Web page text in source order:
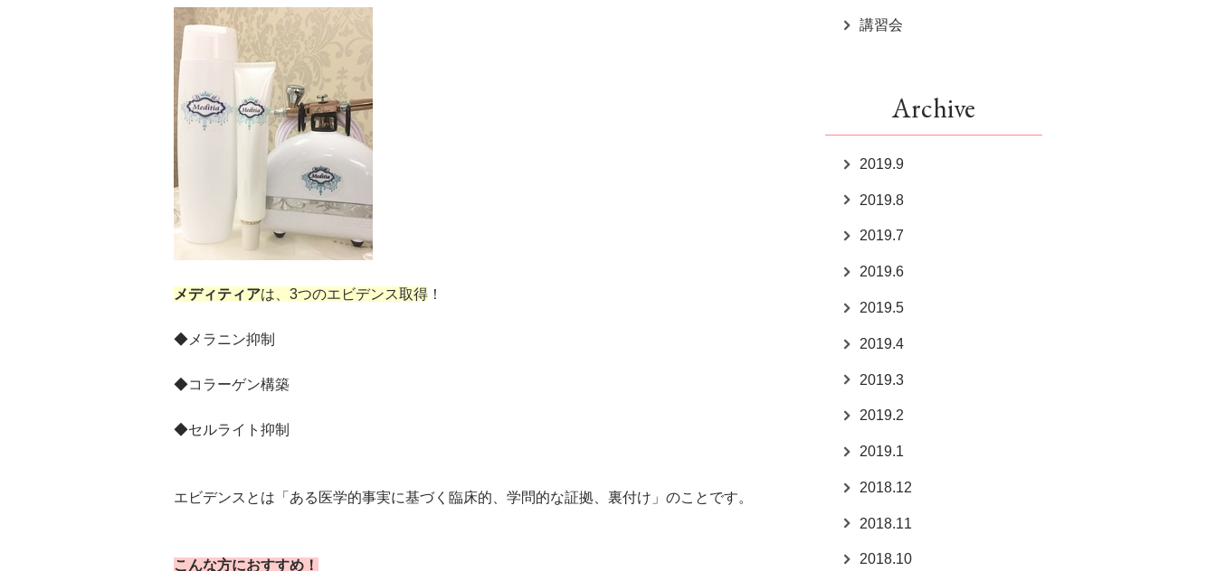
メディティアは、3つのエビデンス取得 ！
◆メラニン抑制
◆コラーゲン構築
◆セルライト抑制
エビデンスとは「ある医学的事実に基づく臨床的、学問的な証拠、裏付け」のことです。
こんな方におすすめ！
講習会
Archive
2019.9
2019.8
2019.7
2019.6
2019.5
2019.4
2019.3
2019.2
2019.1
2018.12
2018.11
2018.10